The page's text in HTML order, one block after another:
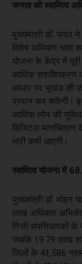
जनता को स्वामित्व
मुख्यमंत्री डॉ. यादव
विशेष अभियान चला
योजना के केंद्र में
आर्थिक सशक्तिकरण
आधार पर भूखंड की
प्रदान कर सकेंगी।
आर्थिक लोन की
डिजिटल मानचित्रण
भारी कमी आएगी।
स्वामित्व योजना में
मुख्यमंत्री डॉ. मोहन
लाख अधिकार
निजी संपत्तिधारकों
जबकि 19.79 लाख
जिलों के 41,586